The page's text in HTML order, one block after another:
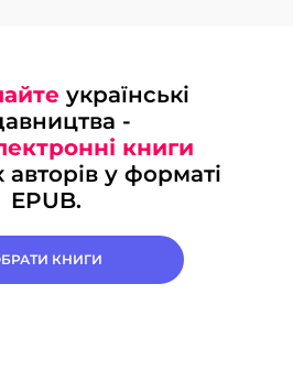
українські
-
книги
у форматі
EPUB.
КНИГИ